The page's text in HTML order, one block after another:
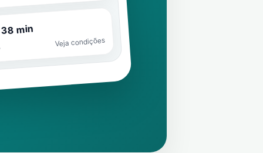
min
Veja condições